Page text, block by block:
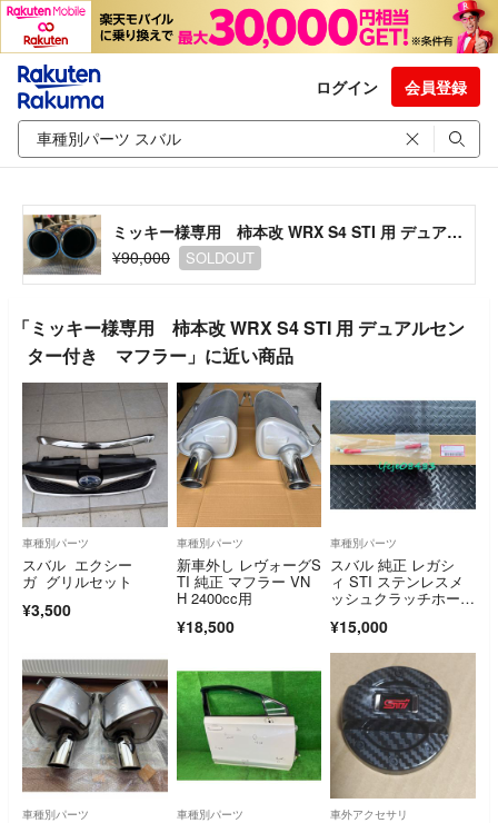
ログイン 会員登録
ミッキー様専用 柿本改 WRX S4 STI 用 デュアルセンター付き マフラー
¥90,000
SOLDOUT
「ミッキー様専用 柿本改 WRX S4 STI 用 デュアルセン
ター付き マフラー」に近い商品
車種別パーツ
スバル エクシー
ガ グリルセット
¥3,500
車種別パーツ
新車外し レヴォーグS
TI 純正 マフラー VN
H 2400cc用
¥18,500
車種別パーツ
スバル 純正 レガシ
ィ STI ステンレスメ
ッシュクラッチホー
¥15,000
車種別パーツ 車種別パーツ 車外アクセサリ